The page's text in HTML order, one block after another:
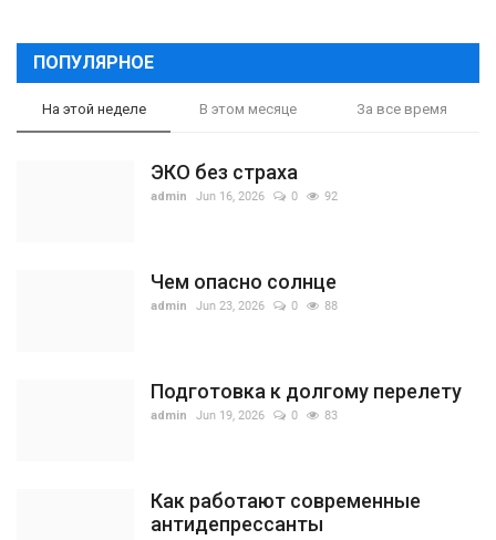
ПОПУЛЯРНОЕ
На этой неделе В этом месяце За все время
ЭКО без страха
admin Jun 16, 2026 0 92
Чем опасно солнце
admin Jun 23, 2026 0 88
Подготовка к долгому перелету
admin Jun 19, 2026 0 83
Как работают современные
антидепрессанты